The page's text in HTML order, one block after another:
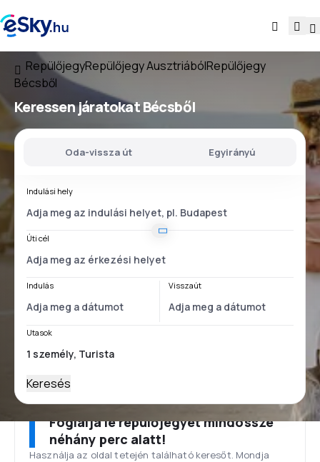
RepülőjegyRepülőjegy AusztriábólRepülőjegy
Bécsből
Keressen járatokatBécsből
Oda-vissza út Egyirányú
Indulási hely
Úti cél
Indulás Visszaút
Utasok
Keresés
Foglalja le repülőjegyét mindössze
néhány perc alatt!
Használja az oldal tetején található keresőt. Mondja